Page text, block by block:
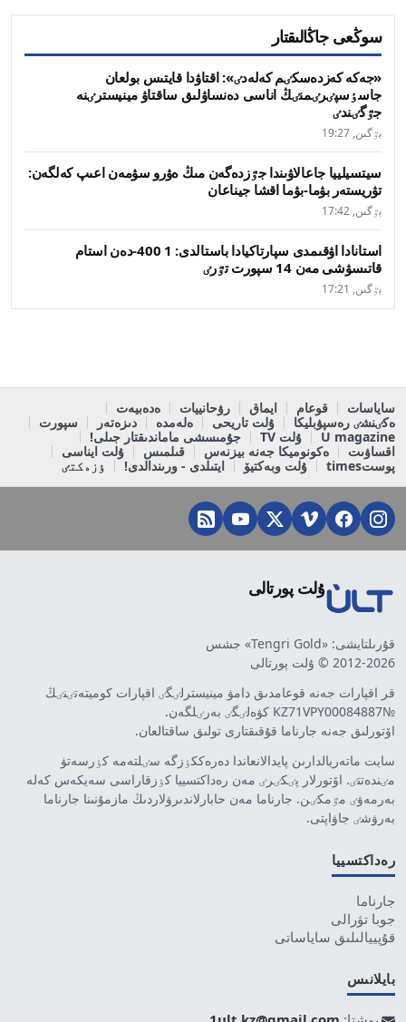
سوڭعى جاڭالىقتار
«جەكە كەزدەسكٸم كەلەدٸ»: اقتاۋدا قايتىس بولعان
جاسٶسپٸرٸمنٸڭ اناسى دەنساۋلىق ساقتاۋ مينيسترٸنە
جٷگٸندٸ
بٷگىن, 19:27
سيتسيلييا جاعالاۋىندا جٷزدەگەن مىڭ ەۋرو سۋمەن اعىپ كەلگەن:
تۋريستەر بۋما-بۋما اقشا جيناعان
بٷگىن, 17:42
استانادا اۋقىمدى سپارتاكيادا باستالدى: 1 400-دەن استام
قاتىسۋشى مەن 14 سپورت تٷرٸ
بٷگىن, 17:21
ساياسات قوعام ايماق رۋحانييات
ەدەبيەت
ەكٸنشٸ رەسپۋبليكا
ۇلت تاريحى ەلەمدە دىزەتەر
سپورت
U magazine
ۇلت TV
جۇمىسشى ماماندىقتار جىلى!
اقساۋىت
ەكونوميكا جەنە بيزنەس قىلمىس
ۇلت ايناسى
پوستtimes
ۇلت وبەكتيۆ ايتىلدى - ورىندالدى! ٶزەكتٸ
ۇلت پورتالى
قۇرىلتايشى: «Tengri Gold» جشس
2012-2026 © ۇلت پورتالى
قر اقپارات جەنە قوعامدىق دامۋ مينيسترلٸگٸ اقپارات كوميتەتٸنٸڭ
№KZ71VPY00084887 كۋەلٸگٸ بەرٸلگەن.
اۆتورلىق جەنە جارناما قۇقىقتارى تولىق ساقتالعان.
سايت ماتەريالدارىن پايدالانعاندا دەرەككٶزگە سٸلتەمە كٶرسەتۋ
مٸندەتتٸ. اۆتورلار پٸكٸرٸ مەن رەداكتسييا كٶزقاراسى سەيكەس كەلە
بەرمەۋٸ مٷمكٸن. جارناما مەن حابارلاندىرۋلاردىڭ مازمۇنىنا جارناما
بەرۋشٸ جاۋاپتى.
رەداكتسييا
جارناما
جوبا تۋرالى
قۇپييالىلىق ساياساتى
بايلانىس